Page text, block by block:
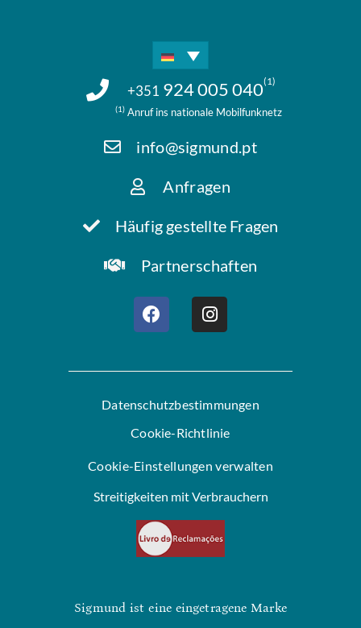
+351 924 005 040(1)
(1)Anruf ins nationale Mobilfunknetz
info@sigmund.pt
Anfragen
Häufig gestellte Fragen
Partnerschaften
Datenschutzbestimmungen
Cookie-Richtlinie
Cookie-Einstellungen verwalten
Streitigkeiten mit Verbrauchern
Sigmund ist eine eingetragene Marke